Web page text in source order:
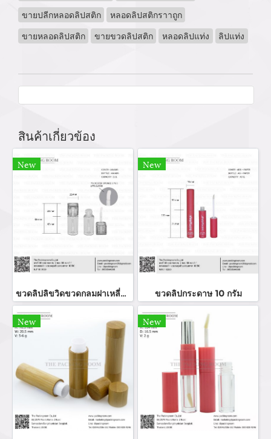
ขายปลีกหลอดลิปสติก
หลอดลิปสติกราาถูก
ขายหลอดลิปสติก
ขายขวดลิปสติก หลอดลิปแท่ง ลิปแท่ง
สินค้าเกี่ยวข้อง
New
ขวดลิปลิขวิดขวดกลมฝาเหลี่ยม
New
ขวดลิปกระดาษ 10 กรัม
New New